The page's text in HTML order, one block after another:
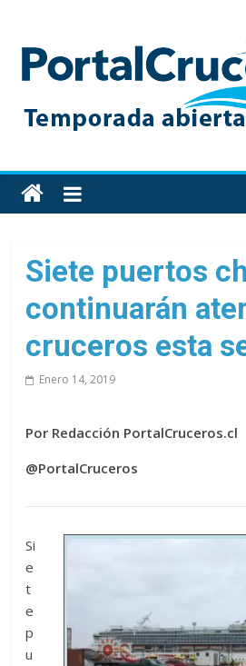
content
Toda
la
de
cruceros
en
solo
Siete puertos
continuarán
cruceros esta
Enero 14, 2019
Por Redacción PortalCruceros.cl
@PortalCruceros
Si
e
t
e
p
u